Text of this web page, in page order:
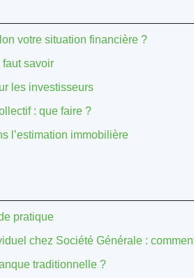
votre situation financière ?
faut savoir
les investisseurs
: que faire ?
l’estimation immobilière
pratique
chez Société Générale :
traditionnelle ?